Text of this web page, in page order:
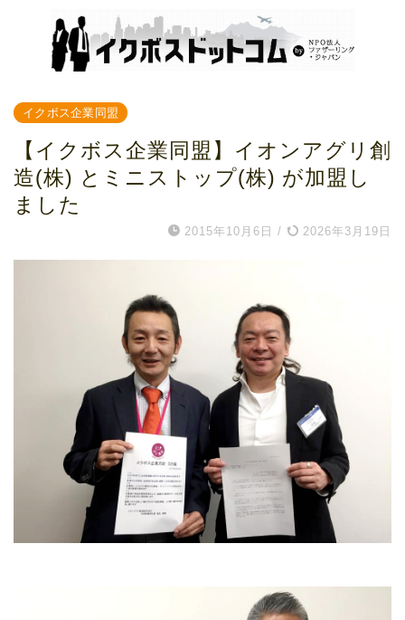
イクボス企業同盟
【イクボス企業同盟】イオンアグリ創
造(株) とミニストップ(株) が加盟し
ました
2015年10月6日 / 2026年3月19日